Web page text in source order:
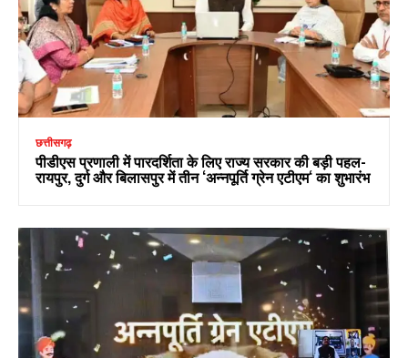
छत्तीसगढ़
पीडीएस प्रणाली में पारदर्शिता के लिए राज्य सरकार की बड़ी पहल-
रायपुर, दुर्ग और बिलासपुर में तीन ‘अन्नपूर्ति ग्रेन एटीएम‘ का शुभारंभ